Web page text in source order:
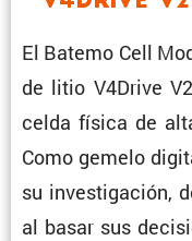
El Batemo Cell
de litio V4Drive
celda física de
Como gemelo
su inves­ti­ga­ción,
al basar sus